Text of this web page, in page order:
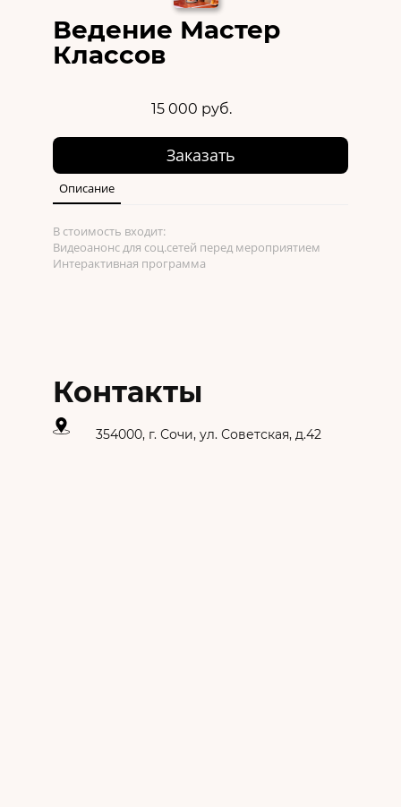
Ведение Мастер
Классов
15 000 руб.
Заказать
Описание
В стоимость входит:
Видеоанонс для соц.сетей перед мероприятием
Интерактивная программа
Контакты
354000, г. Сочи, ул. Советская, д.42